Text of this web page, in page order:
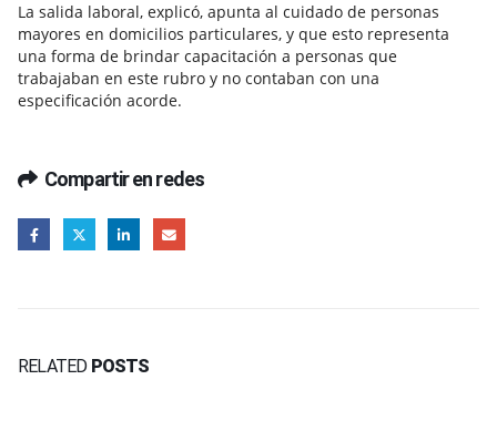
La salida laboral, explicó, apunta al cuidado de personas
mayores en domicilios particulares, y que esto representa
una forma de brindar capacitación a personas que
trabajaban en este rubro y no contaban con una
especificación acorde.
Compartir en redes
RELATED POSTS